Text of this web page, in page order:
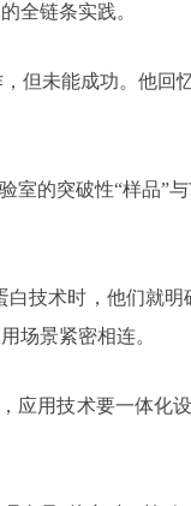
全链条实践。
但未能成功。他回
的突破性“样品”
技术时，他们就
场景紧密相连。
应用技术要一体化